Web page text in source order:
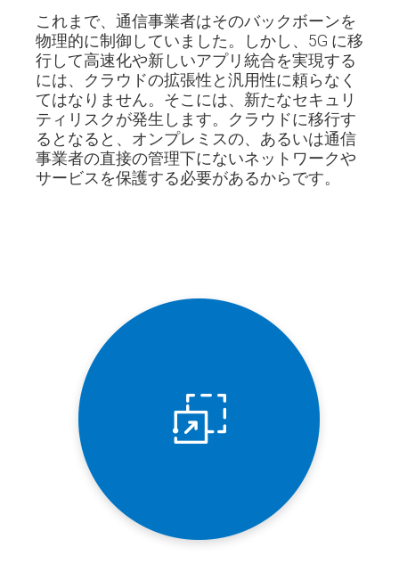
これまで、通信事業者はそのバックボーンを
物理的に制御していました。しかし、5G に移
行して高速化や新しいアプリ統合を実現する
には、クラウドの拡張性と汎用性に頼らなく
てはなりません。そこには、新たなセキュリ
ティリスクが発生します。クラウドに移行す
るとなると、オンプレミスの、あるいは通信
事業者の直接の管理下にないネットワークや
サービスを保護する必要があるからです。